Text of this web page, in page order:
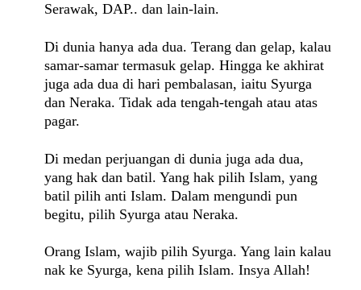
Serawak, DAP.. dan lain-lain.
Di dunia hanya ada dua. Terang dan gelap, kalau
samar-samar termasuk gelap. Hingga ke akhirat
juga ada dua di hari pembalasan, iaitu Syurga
dan Neraka. Tidak ada tengah-tengah atau atas
pagar.
Di medan perjuangan di dunia juga ada dua,
yang hak dan batil. Yang hak pilih Islam, yang
batil pilih anti Islam. Dalam mengundi pun
begitu, pilih Syurga atau Neraka.
Orang Islam, wajib pilih Syurga. Yang lain kalau
nak ke Syurga, kena pilih Islam. Insya Allah!